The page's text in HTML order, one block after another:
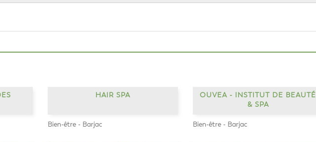
HAIR SPA
Bien-être - Barjac
OUVEA - INSTITUT DE BEAUTÉ
& SPA
Bien-être - Barjac